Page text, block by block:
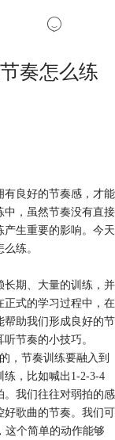
奏怎么练
有良好的节奏感，才能
中，虽然节奏没有直接
生重要的影响。今天
练。
长期、大量的训练，并
正式的学习过程中，在
帮助我们形成良好的节
听节奏的小技巧。
，节奏训练要融入到
，比如喊出1-2-3-4
。我们往往对弱拍的感
好歌曲的节奏。我们可
这个简单的动作能够